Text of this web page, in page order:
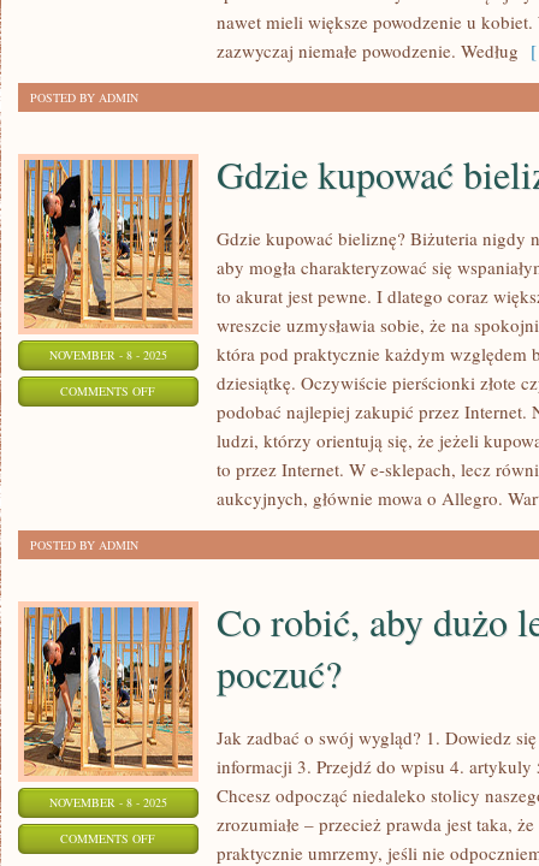
nawet mieli większe powodzenie u
zazwyczaj niemałe powodzenie. Według
POSTED BY ADMIN
NOVEMBER - 8 - 2025
COMMENTS OFFON
Gdzie kupować
Gdzie kupować bieliznę? Biżuteria nigdy
aby mogła charakteryzować się
to akurat jest pewne. I dlatego coraz
wreszcie uzmysławia sobie, że na
która pod praktycznie każdym względem
dziesiątkę. Oczywiście pierścionki złote
podobać najlepiej zakupić przez Internet.
ludzi, którzy orientują się, że jeżeli
to przez Internet. W e-sklepach, lecz
aukcyjnych, głównie mowa o Allegro.
POSTED BY ADMIN
NOVEMBER - 8 - 2025
COMMENTS OFFON
Co robić, aby dużo
poczuć?
Jak zadbać o swój wygląd? 1. Dowiedz
informacji 3. Przejdź do wpisu 4. artykuly
Chcesz odpocząć niedaleko stolicy
zrozumiałe – przecież prawda jest taka,
praktycznie umrzemy, jeśli nie